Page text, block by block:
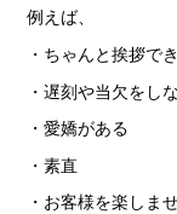
例えば、
・ちゃんと挨拶で
・遅刻や当欠をし
・愛嬌がある
・素直
・お客様を楽しま